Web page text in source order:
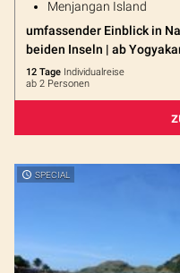
Menjangan Island
umfassender Einblick in
beiden Inseln | ab
12 Tage Individualreise
ab 2 Personen
SPECIAL